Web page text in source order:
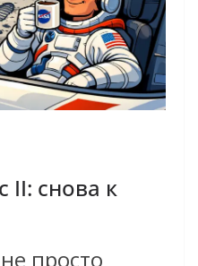
II: снова к
просто